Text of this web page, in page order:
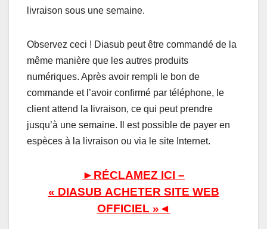
livraison sous une semaine.
Observez ceci ! Diasub peut être commandé de la
même manière que les autres produits
numériques. Après avoir rempli le bon de
commande et l’avoir confirmé par téléphone, le
client attend la livraison, ce qui peut prendre
jusqu’à une semaine. Il est possible de payer en
espèces à la livraison ou via le site Internet.
►RÉCLAMEZ ICI –
« DIASUB ACHETER SITE WEB
OFFICIEL »◄